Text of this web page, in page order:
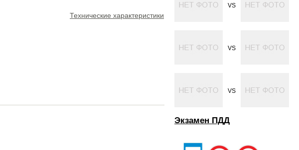
VS
VS
VS
Экзамен ПДД
Технические характеристики